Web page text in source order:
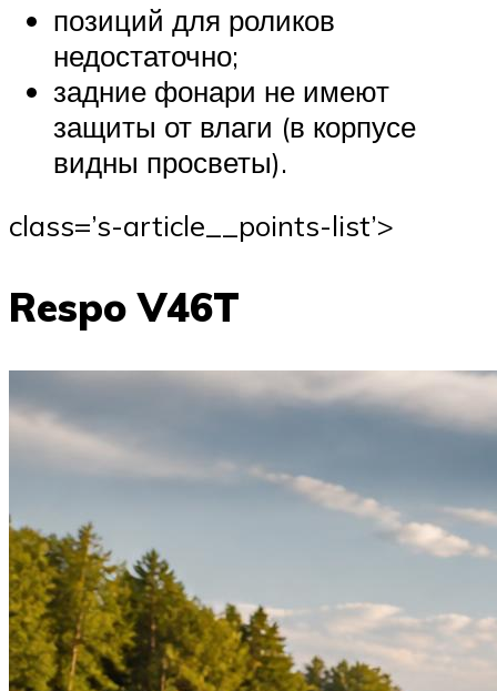
позиций для роликов
недостаточно;
задние фонари не имеют
защиты от влаги (в корпусе
видны просветы).
class=’s-article__points-list’>
Respo V46T